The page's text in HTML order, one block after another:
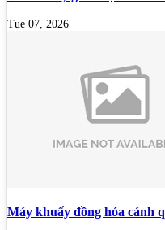
Tue 07, 2026
Máy khuấy đồng hóa cánh